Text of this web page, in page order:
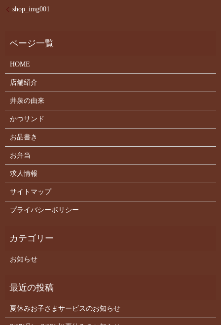
shop_img001
HOME
店舗紹介
井泉の由来
かつサンド
お品書き
お弁当
求人情報
サイトマップ
プライバシーポリシー
お知らせ
夏休みお子さまサービスのお知らせ